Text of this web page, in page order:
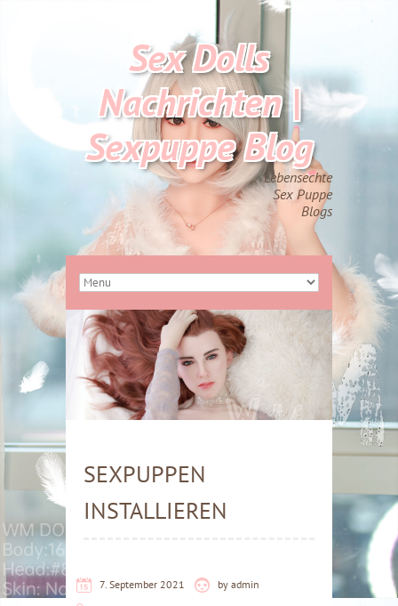
Sex Dolls
Nachrichten |
Sexpuppe Blog
Lebensechte
Sex Puppe
Blogs
SEXPUPPEN
INSTALLIEREN
7. September 2021 by admin